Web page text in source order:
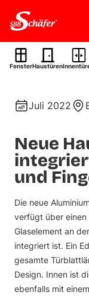
FensterHaustüren
Juli 2022
Neue
und
Die neue
verfügt über einen
Glaselement an
integriert ist. Ein
gesamte
Design. Innen ist
ebenfalls mit